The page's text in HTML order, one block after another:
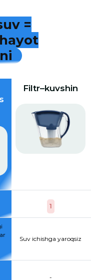
uv =
hayot
ni
Filtr–kuvshin
1
Suv ichishga yaroqsiz
-